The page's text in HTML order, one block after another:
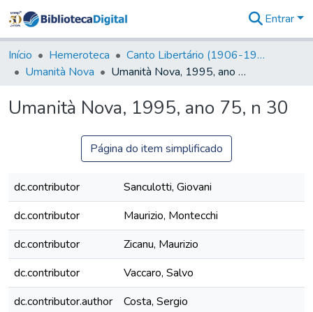
&
Coleções
Tudo na
Digital
Entrar
Início Hemeroteca
Canto Libertário (1906-1995)
Umanità Nova
Umanità Nova, 1995, ano 75, n 30
Umanità Nova, 1995, ano 75, n 30
Página do item simplificado
dc.contributor
Sanculotti, Giovani
dc.contributor
Maurizio, Montecchi
dc.contributor
Zicanu, Maurizio
dc.contributor
Vaccaro, Salvo
dc.contributor.author
Costa, Sergio